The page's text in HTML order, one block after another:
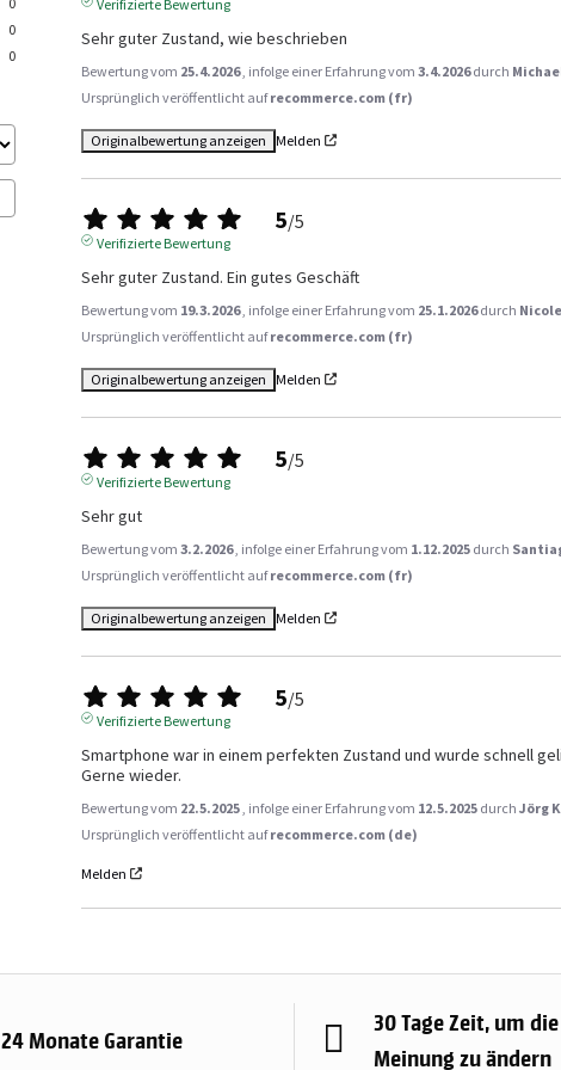
0
0
Verifizierte Bewertung
Sehr guter Zustand, wie beschrieben
Bewertung vom 25.4.2026 , infolge einer Erfahrung vom3.4.2026durch
Ursprünglich veröffentlicht aufrecommerce.com (fr)
Originalbewertung anzeigen Melden
5/5
Verifizierte Bewertung
Sehr guter Zustand. Ein gutes Geschäft
Bewertung vom 19.3.2026 , infolge einer Erfahrung vom 25.1.2026durch
Ursprünglich veröffentlicht aufrecommerce.com (fr)
Originalbewertung anzeigen Melden
5/5
Verifizierte Bewertung
Sehr gut
Bewertung vom3.2.2026 , infolge einer Erfahrung vom 1.12.2025 durch
Ursprünglich veröffentlicht aufrecommerce.com (fr)
Originalbewertung anzeigen Melden
5/5
Verifizierte Bewertung
Smartphone war in einem perfekten Zustand und wurde schnell
Gerne wieder.
Bewertung vom 22.5.2025 , infolge einer Erfahrung vom 12.5.2025 durchJörg
Ursprünglich veröffentlicht aufrecommerce.com (de)
Melden
24 Monate Garantie
30 Tage Zeit, um die
Meinung zu ändern